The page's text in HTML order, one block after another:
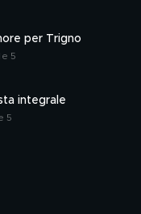
per Trigno
5
integrale
5